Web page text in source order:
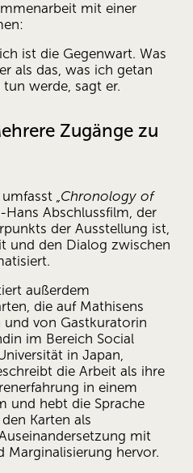
mit einer
ist die Gegenwart. Was
als das, was ich getan
werde, sagt er.
Zugänge zu
umfasst „Chronology of
Abschlussfilm, der
der Ausstellung ist,
und den Dialog zwischen
außerdem
die auf Mathisens
und von Gastkuratorin
im Bereich Social
in Japan,
die Arbeit als ihre
in einem
und hebt die Sprache
Karten als
mit
Marginalisierung hervor.